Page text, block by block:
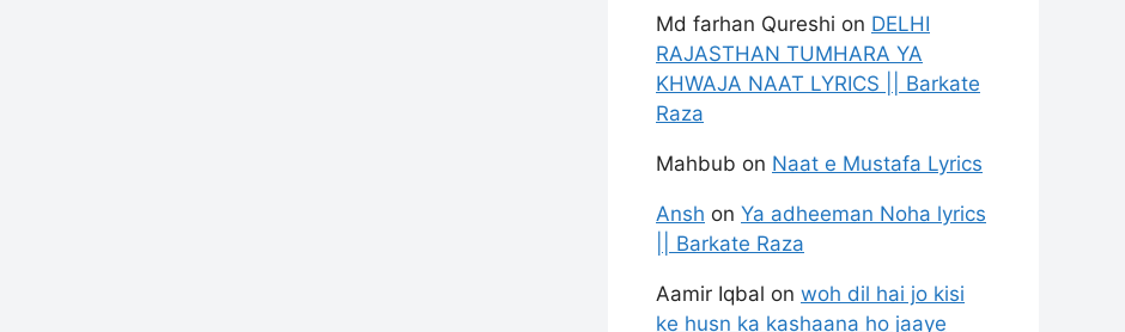
Md farhan Qureshi on DELHI
RAJASTHAN TUMHARA YA
KHWAJA NAAT LYRICS || Barkate
Raza
Mahbub on Naat e Mustafa Lyrics
Ansh on Ya adheeman Noha lyrics
|| Barkate Raza
Aamir Iqbal on woh dil hai jo kisi
ke husn ka kashaana ho jaaye